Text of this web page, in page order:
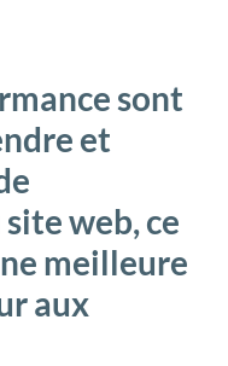
sont
et
web, ce
meilleure
aux